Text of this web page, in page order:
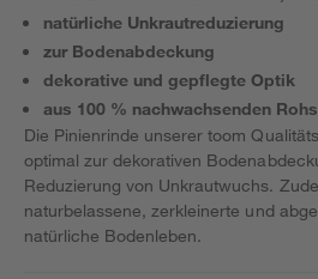
natürliche Unkrautreduzierung
zur Bodenabdeckung
dekorative und gepflegte Optik
aus 100 % nachwachsenden
Die Pinienrinde unserer toom
optimal zur dekorativen
Reduzierung von Unkrautwuchs.
naturbelassene, zerkleinerte und
natürliche Bodenleben.